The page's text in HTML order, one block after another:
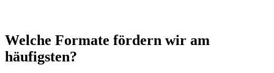
Welche Formate fördern wir am
häufigsten?